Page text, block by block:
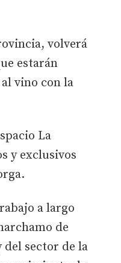
volverá
estarán
vino con la
La
y exclusivos
a largo
de
del sector de la